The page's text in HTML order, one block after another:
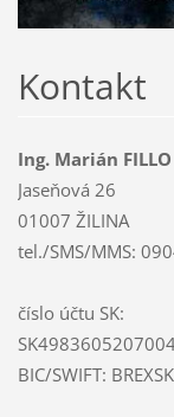
Kontakt
Ing. Marián FILLO
Jaseňová 26
01007 ŽILINA
tel./SMS/MMS:
číslo účtu SK:
BIC/SWIFT: